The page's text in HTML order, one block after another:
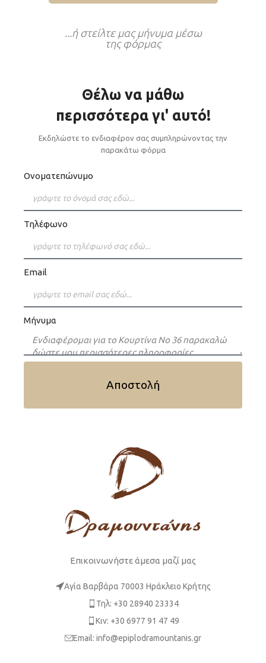
...ή στείλτε μας μήνυμα μέσω
της φόρμας
Θέλω να μάθω
περισσότερα γι' αυτό!
Εκδηλώστε το ενδιαφέρον σας συμπληρώνοντας την
παρακάτω φόρμα
Ονοματεπώνυμο
Τηλέφωνο
Email
Μήνυμα
Αποστολή
Επικοινωνήστε άμεσα μαζί μας
Αγία Βαρβάρα 70003 Ηράκλειο Κρήτης
Τηλ: +30 28940 23334
Κιν: +30 6977 91 47 49
Email: info@epiplodramountanis.gr